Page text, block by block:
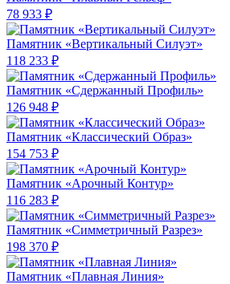
78 933 ₽
Памятник «Вертикальный Силуэт»
118 233 ₽
Памятник «Сдержанный Профиль»
126 948 ₽
Памятник «Классический Образ»
154 753 ₽
Памятник «Арочный Контур»
116 283 ₽
Памятник «Симметричный Разрез»
198 370 ₽
Памятник «Плавная Линия»